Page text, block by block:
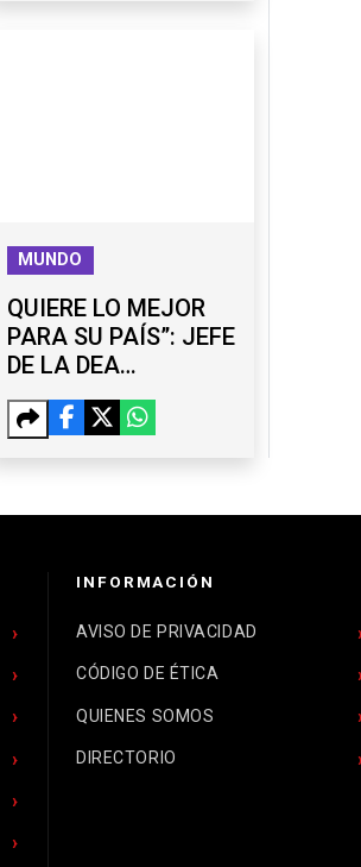
MUNDO
QUIERE LO MEJOR
PARA SU PAÍS”: JEFE
DE LA DEA
RESPALDA LABOR
DE OMAR GARCÍA
INFORMACIÓN
AVISO DE PRIVACIDAD
CÓDIGO DE ÉTICA
QUIENES SOMOS
DIRECTORIO